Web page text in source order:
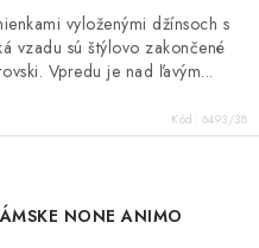
vyloženými džínsoch s
vzadu sú štýlovo zakončené
Vpredu je nad ľavým...
Kód: 6493/38
NONE ANIMO